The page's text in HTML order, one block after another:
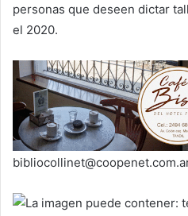
personas que deseen dictar
el 2020.